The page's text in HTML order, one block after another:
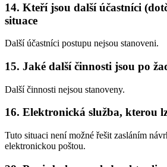
14. Kteří jsou další účastníci
situace
Další účastníci postupu nejsou stanoveni.
15. Jaké další činnosti jsou po
Další činnosti nejsou stanoveny.
16. Elektronická služba, kterou
Tuto situaci není možné řešit zasláním
elektronickou poštou.